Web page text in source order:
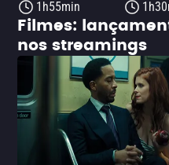
1h55min
Filmes:
nos streamings